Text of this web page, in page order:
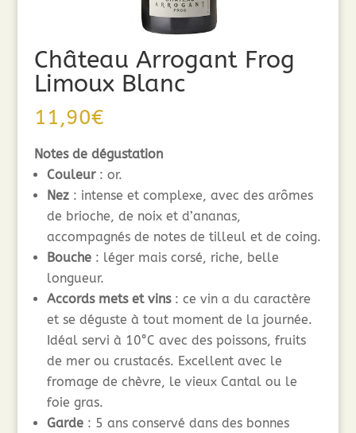
Château Arrogant Frog
Limoux Blanc
11,90€
Notes de dégustation
Couleur: or.
Nez: intense et complexe, avec des arômes
de brioche, de noix et d’ananas,
accompagnés de notes de tilleul et de coing.
Bouche: léger mais corsé, riche, belle
longueur.
Accords mets et vins: ce vin a du caractère
et se déguste à tout moment de la journée.
Idéal servi à 10°C avec des poissons, fruits
de mer ou crustacés. Excellent avec le
fromage de chèvre, le vieux Cantal ou le
foie gras.
Garde: 5 ans conservé dans des bonnes